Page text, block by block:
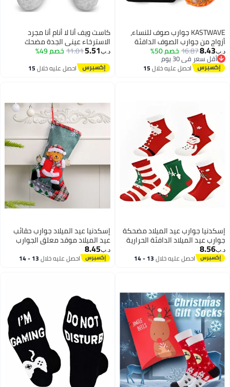
KASTWAVE جوارب صوف للنساء،
من جوارب الصوف الدافئة
جوارب شتوية مريحة ناعمة،
حرارية سميكة دافئة عتيقة
(5 أزواج)
8.43
16.87خصم 50%
أقل سعر في 30 يوم
أقل سعر في 30 يوماحصل عليه خلال15
اغسطس
كاست ويف أنا لا أنام أنا مجرد
الاسترخاء عيني الجدة مضحك
الجوارب للرجال هدايا عيد ميلاد
المرأة الأب صديقها
5.51
11.01خصم 49%
احصل عليه خلال15
اغسطس
جوارب عيد الميلاد مضحكة
عيد الميلاد الدافئة الحرارية
هدية جوارب لعيد الميلاد8.56
احصل عليه خلال 13 - 14
إسكدنيا عيد الميلاد جوارب حقائب
عيد الميلاد موقد معلق الجوارب
الأحذية لعطلة ديكور عيد الميلاد
8.45
احصل عليه خلال 13 - 14